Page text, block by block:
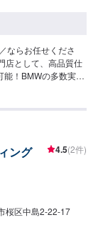
ならお任せくださ
店として、高品質仕
能！BMWの多数実績
積り【3】お見積り
の持ち込み可能で
をお送りいただ
ーズです。よろし
車種や状態などによ
えない場合もござ
場合もございます。
日営業時間：
ング 4.5(2件)
桜区中島2-22-17